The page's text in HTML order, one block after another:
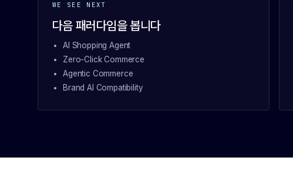
WE SEE NEXT
다음 패러다임을 봅니다
AI Shopping Agent
Zero-Click Commerce
Agentic Commerce
Brand AI Compatibility